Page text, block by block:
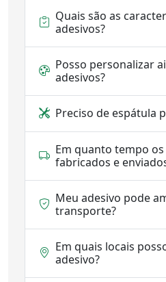
Quais são as
adesivos?
Posso personalizar
adesivos?
Preciso de espátula
Em quanto tempo
fabricados e
Meu adesivo pode
transporte?
Em quais locais
adesivo?